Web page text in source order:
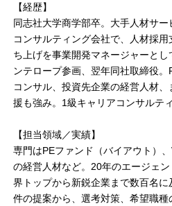
【経歴】
同志社大学商学部卒。大手人材サ
コンサルティング会社で、人材採
ち上げを事業開発マネージャーと
ンテロープ参画、翌年同社取締役。
コンサル、投資先企業の経営人材
援も強み。1級キャリアコンサルテ
【担当領域／実績】
専門はPEファンド（バイアウト）
の経営人材など。20年のエージェ
界トップから新鋭企業まで数百名
件の提案から、選考対策、希望職種